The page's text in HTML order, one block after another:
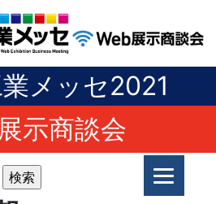
メッセ2021
示商談会